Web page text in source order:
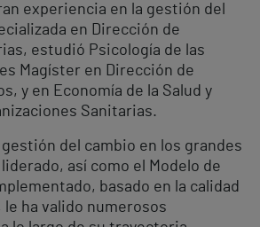
experiencia en la gestión del
en Dirección de
estudió Psicología de las
Magíster en Dirección de
y en Economía de la Salud y
Sanitarias.
del cambio en los grandes
así como el Modelo de
basado en la calidad
le ha valido numerosos